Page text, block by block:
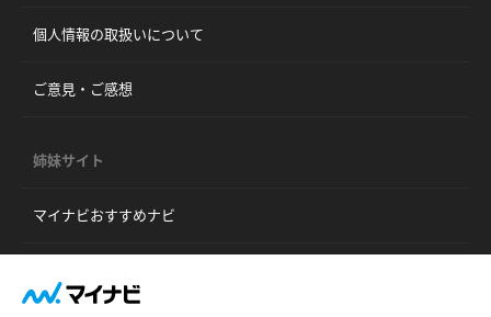
個人情報の取扱いについて
ご意見・ご感想
姉妹サイト
マイナビおすすめナビ